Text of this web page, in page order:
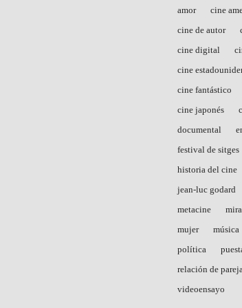
amor cine
cine de autor
cine digital
cine
cine fantástico
cine japonés
documental
festival de sitges
historia del cine
jean-luc godard
metacine
mujer
música
política
relación de
videoensayo